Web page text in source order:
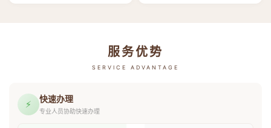
服务优势
SERVICE ADVANTAGE
⚡ 快速办理
专业人员协助快速办理